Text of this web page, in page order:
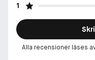
1
Alla recensioner läses